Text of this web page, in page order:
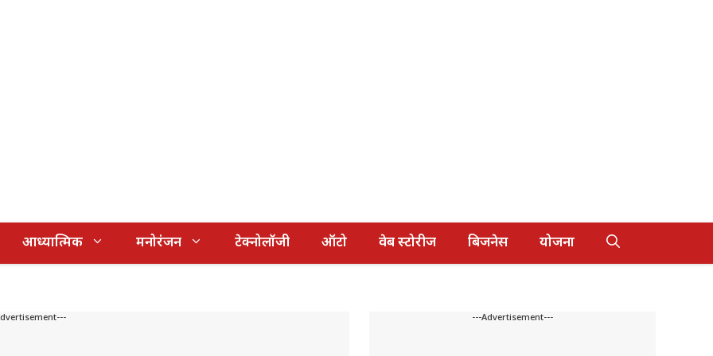
आध्यात्मिक मनोरंजन टेक्नोलॉजी ऑटो वेब स्टोरीज बिजनेस योजना
---Advertisement---